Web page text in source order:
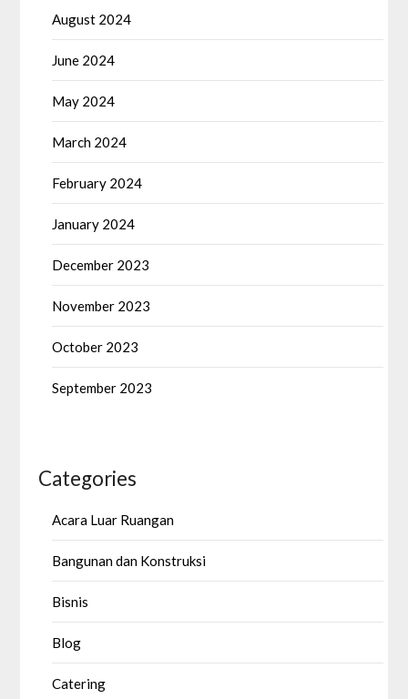
August 2024
June 2024
May 2024
March 2024
February 2024
January 2024
December 2023
November 2023
October 2023
September 2023
Categories
Acara Luar Ruangan
Bangunan dan Konstruksi
Bisnis
Blog
Catering